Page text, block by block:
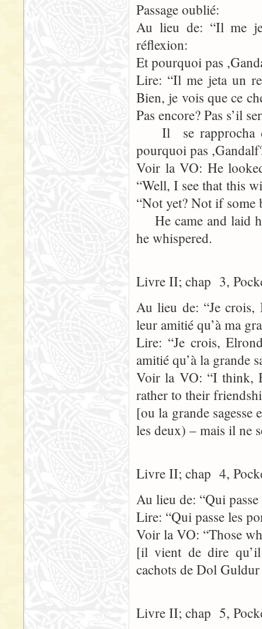
Passage oublié:
Au lieu de: “Il me
réflexion:
Et pourquoi pas
Lire: “Il me jeta un
Bien, je vois que ce
Pas encore? Pas s’il
Il se rapprocha
pourquoi pas
Voir la VO: He
“Well, I see that this
“Not yet? Not if some
He came and laid
he whispered.
Livre II; chap 3,
Au lieu de: “Je crois,
leur amitié qu’à ma
Lire: “Je crois,
amitié qu’à la grande
Voir la VO: “I think,
rather to their
[ou la grande sagesse
les deux) – mais il ne
Livre II; chap 4,
Au lieu de: “Qui
Lire: “Qui passe les
Voir la VO: “Those
[il vient de dire
cachots de Dol
Livre II; chap 5,